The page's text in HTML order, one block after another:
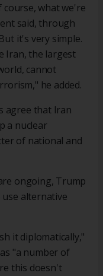
what we're
said, through
it's very simple.
Iran, the largest
cannot
he added.
agree that Iran
a nuclear
of national and
ongoing, Trump
alternative
it diplomatically,"
"a number of
this doesn't